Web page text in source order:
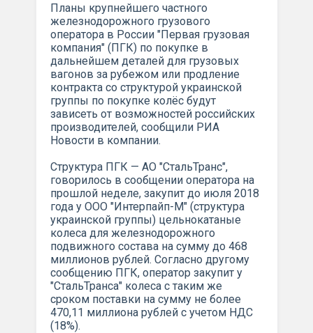
Планы крупнейшего частного
железнодорожного грузового
оператора в России "Первая грузовая
компания" (ПГК) по покупке в
дальнейшем деталей для грузовых
вагонов за рубежом или продление
контракта со структурой украинской
группы по покупке колёс будут
зависеть от возможностей российских
производителей, сообщили РИА
Новости в компании.
Структура ПГК — АО "СтальТранс",
говорилось в сообщении оператора на
прошлой неделе, закупит до июля 2018
года у ООО "Интерпайп-М" (структура
украинской группы) цельнокатаные
колеса для железнодорожного
подвижного состава на сумму до 468
миллионов рублей. Согласно другому
сообщению ПГК, оператор закупит у
"СтальТранса" колеса с таким же
сроком поставки на сумму не более
470,11 миллиона рублей с учетом НДС
(18%).